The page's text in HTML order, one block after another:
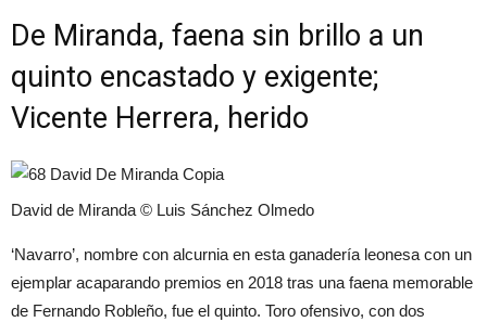
De Miranda, faena sin brillo a un
quinto encastado y exigente;
Vicente Herrera, herido
David de Miranda © Luis Sánchez Olmedo
‘Navarro’, nombre con alcurnia en esta ganadería leonesa con un
ejemplar acaparando premios en 2018 tras una faena memorable
de Fernando Robleño, fue el quinto. Toro ofensivo, con dos